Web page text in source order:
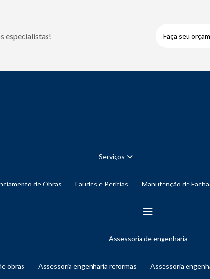
especialistas! Faça seu
Serviços
de Obras Laudos e Perícias Manutenção de
assessoria de engenharia
obras assessoria engenharia reformas assessoria